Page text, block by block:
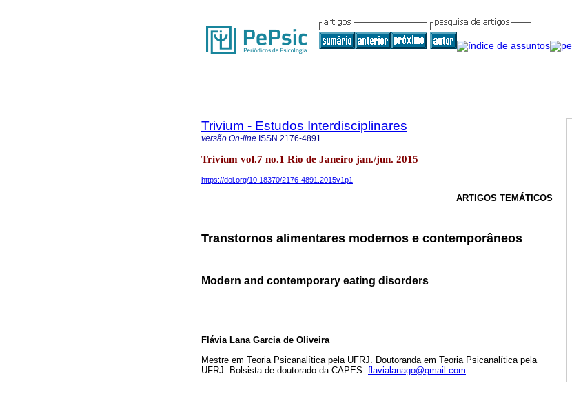
Trivium - Estudos Interdisciplinares
versão On-line ISSN 2176-4891
Trivium vol.7 no.1 Rio de Janeiro jan./jun. 2015
https://doi.org/10.18370/2176-4891.2015v1p1
ARTIGOS TEMÁTICOS
Transtornos alimentares modernos e contemporâneos
Modern and contemporary eating disorders
Flávia Lana Garcia de Oliveira
Mestre em Teoria Psicanalítica pela UFRJ. Doutoranda em Teoria Psicanalítica pela
UFRJ. Bolsista de doutorado da CAPES. flavialanago@gmail.com